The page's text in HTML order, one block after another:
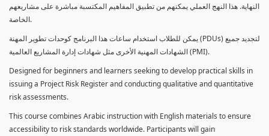
النهاية. هذا النهج العملي يمكنهم من تطبيق المفاهيم المكتسبة مباشرة على مشاريعهم
الخاصة.
يمكن للطلاب استخدام ساعات هذا البرنامج كوحدات تطوير المهنة (PDUs) لتجديد جميع
الشهادات المهنية الأخرى مثل شهادات إدارة المشاريع العالمية (PMI).
Designed for beginners and learners seeking to develop practical skills in
issuing a Project Risk Register and conducting qualitative and quantitative
risk assessments.
This course combines Arabic instruction with English materials to ensure
accessibility to risk standards worldwide. Participants will gain